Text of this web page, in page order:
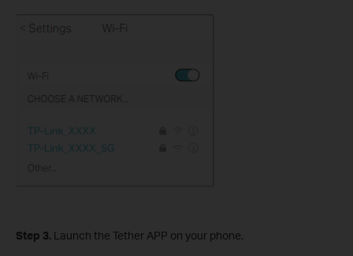
Step 3. Launch the Tether APP on your phone.